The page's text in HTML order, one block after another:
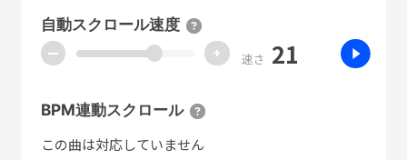
自動スクロール速度
ー + 速さ 21
BPM連動スクロール
この曲は対応していません